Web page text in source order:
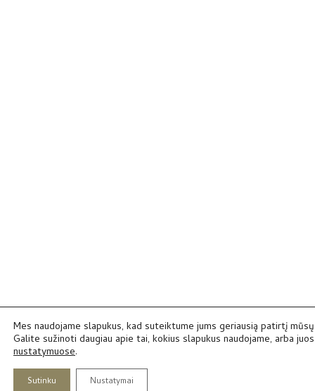
Mes naudojame slapukus, kad suteiktume jums geriausią patirtį
Galite sužinoti daugiau apie tai, kokius slapukus naudojame, arba
nustatymuose.
Sutinku Nustatymai